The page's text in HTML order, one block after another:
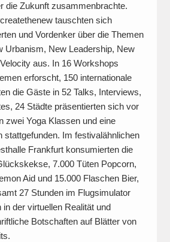
die Zukunft zusammenbrachte.
tauschten sich
und Vordenker über die Themen
Urbanism, New Leadership, New
aus. In 16 Workshops
erforscht, 150 internationale
die Gäste in 52 Talks, Interviews,
24 Städte präsentierten sich vor
zwei Yoga Klassen und eine
stattgefunden. Im festivalähnlichen
Frankfurt konsumierten die
7.000 Tüten Popcorn,
Aid und 15.000 Flaschen Bier,
27 Stunden im Flugsimulator
der virtuellen Realität und
Botschaften auf Blätter von